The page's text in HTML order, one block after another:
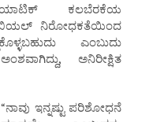
ಕಲಬೆರಕೆಯ
ನಿರೋಧಕತೆಯಿಂದ
ಎಂಬುದು
ಅನಿರೀಕ್ಷಿತ
ಇನ್ನಷ್ಟು ಪರಿಶೋಧನೆ